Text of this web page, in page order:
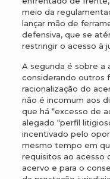
meio da
lançar mão de
defensiva, que se
restringir o acesso à
A segunda é sobre a
considerando outros
racionalização do
não é incomum aos
que há “excesso de
alegado “perfil
incentivado pelo
mesmo tempo em
requisitos ao acesso
acervo e para o